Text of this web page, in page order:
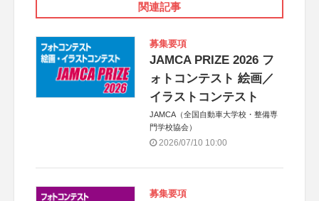
関連記事
募集要項
JAMCA PRIZE 2026 フ
ォトコンテスト 絵画／
イラストコンテスト
JAMCA（全国自動車大学校・整備専
門学校協会）
2026/07/10 10:00
募集要項